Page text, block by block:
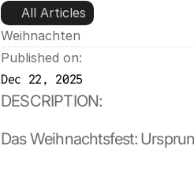
All Articles
Weihnachten
Published on:
Dec 22, 2025
DESCRIPTION:
Das Weihnachtsfest: